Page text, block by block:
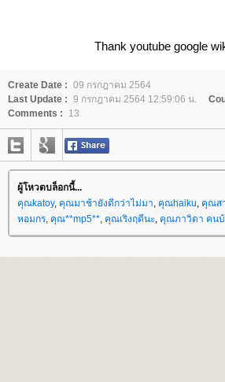
Thank youtube google
Create Date : 09 กรกฎาคม 2564
Last Update : 9 กรกฎาคม 2564 12:59:06 น.
Comments :
13
ผู้โหวตบล็อกนี้...
คุณkatoy, คุณมาช้ายังดีกว่าไม่มา, คุณhaiku, คุณส
หอมกร, คุณ**mp5**, คุณเริงฤดีนะ, คุณภาวิดา คน